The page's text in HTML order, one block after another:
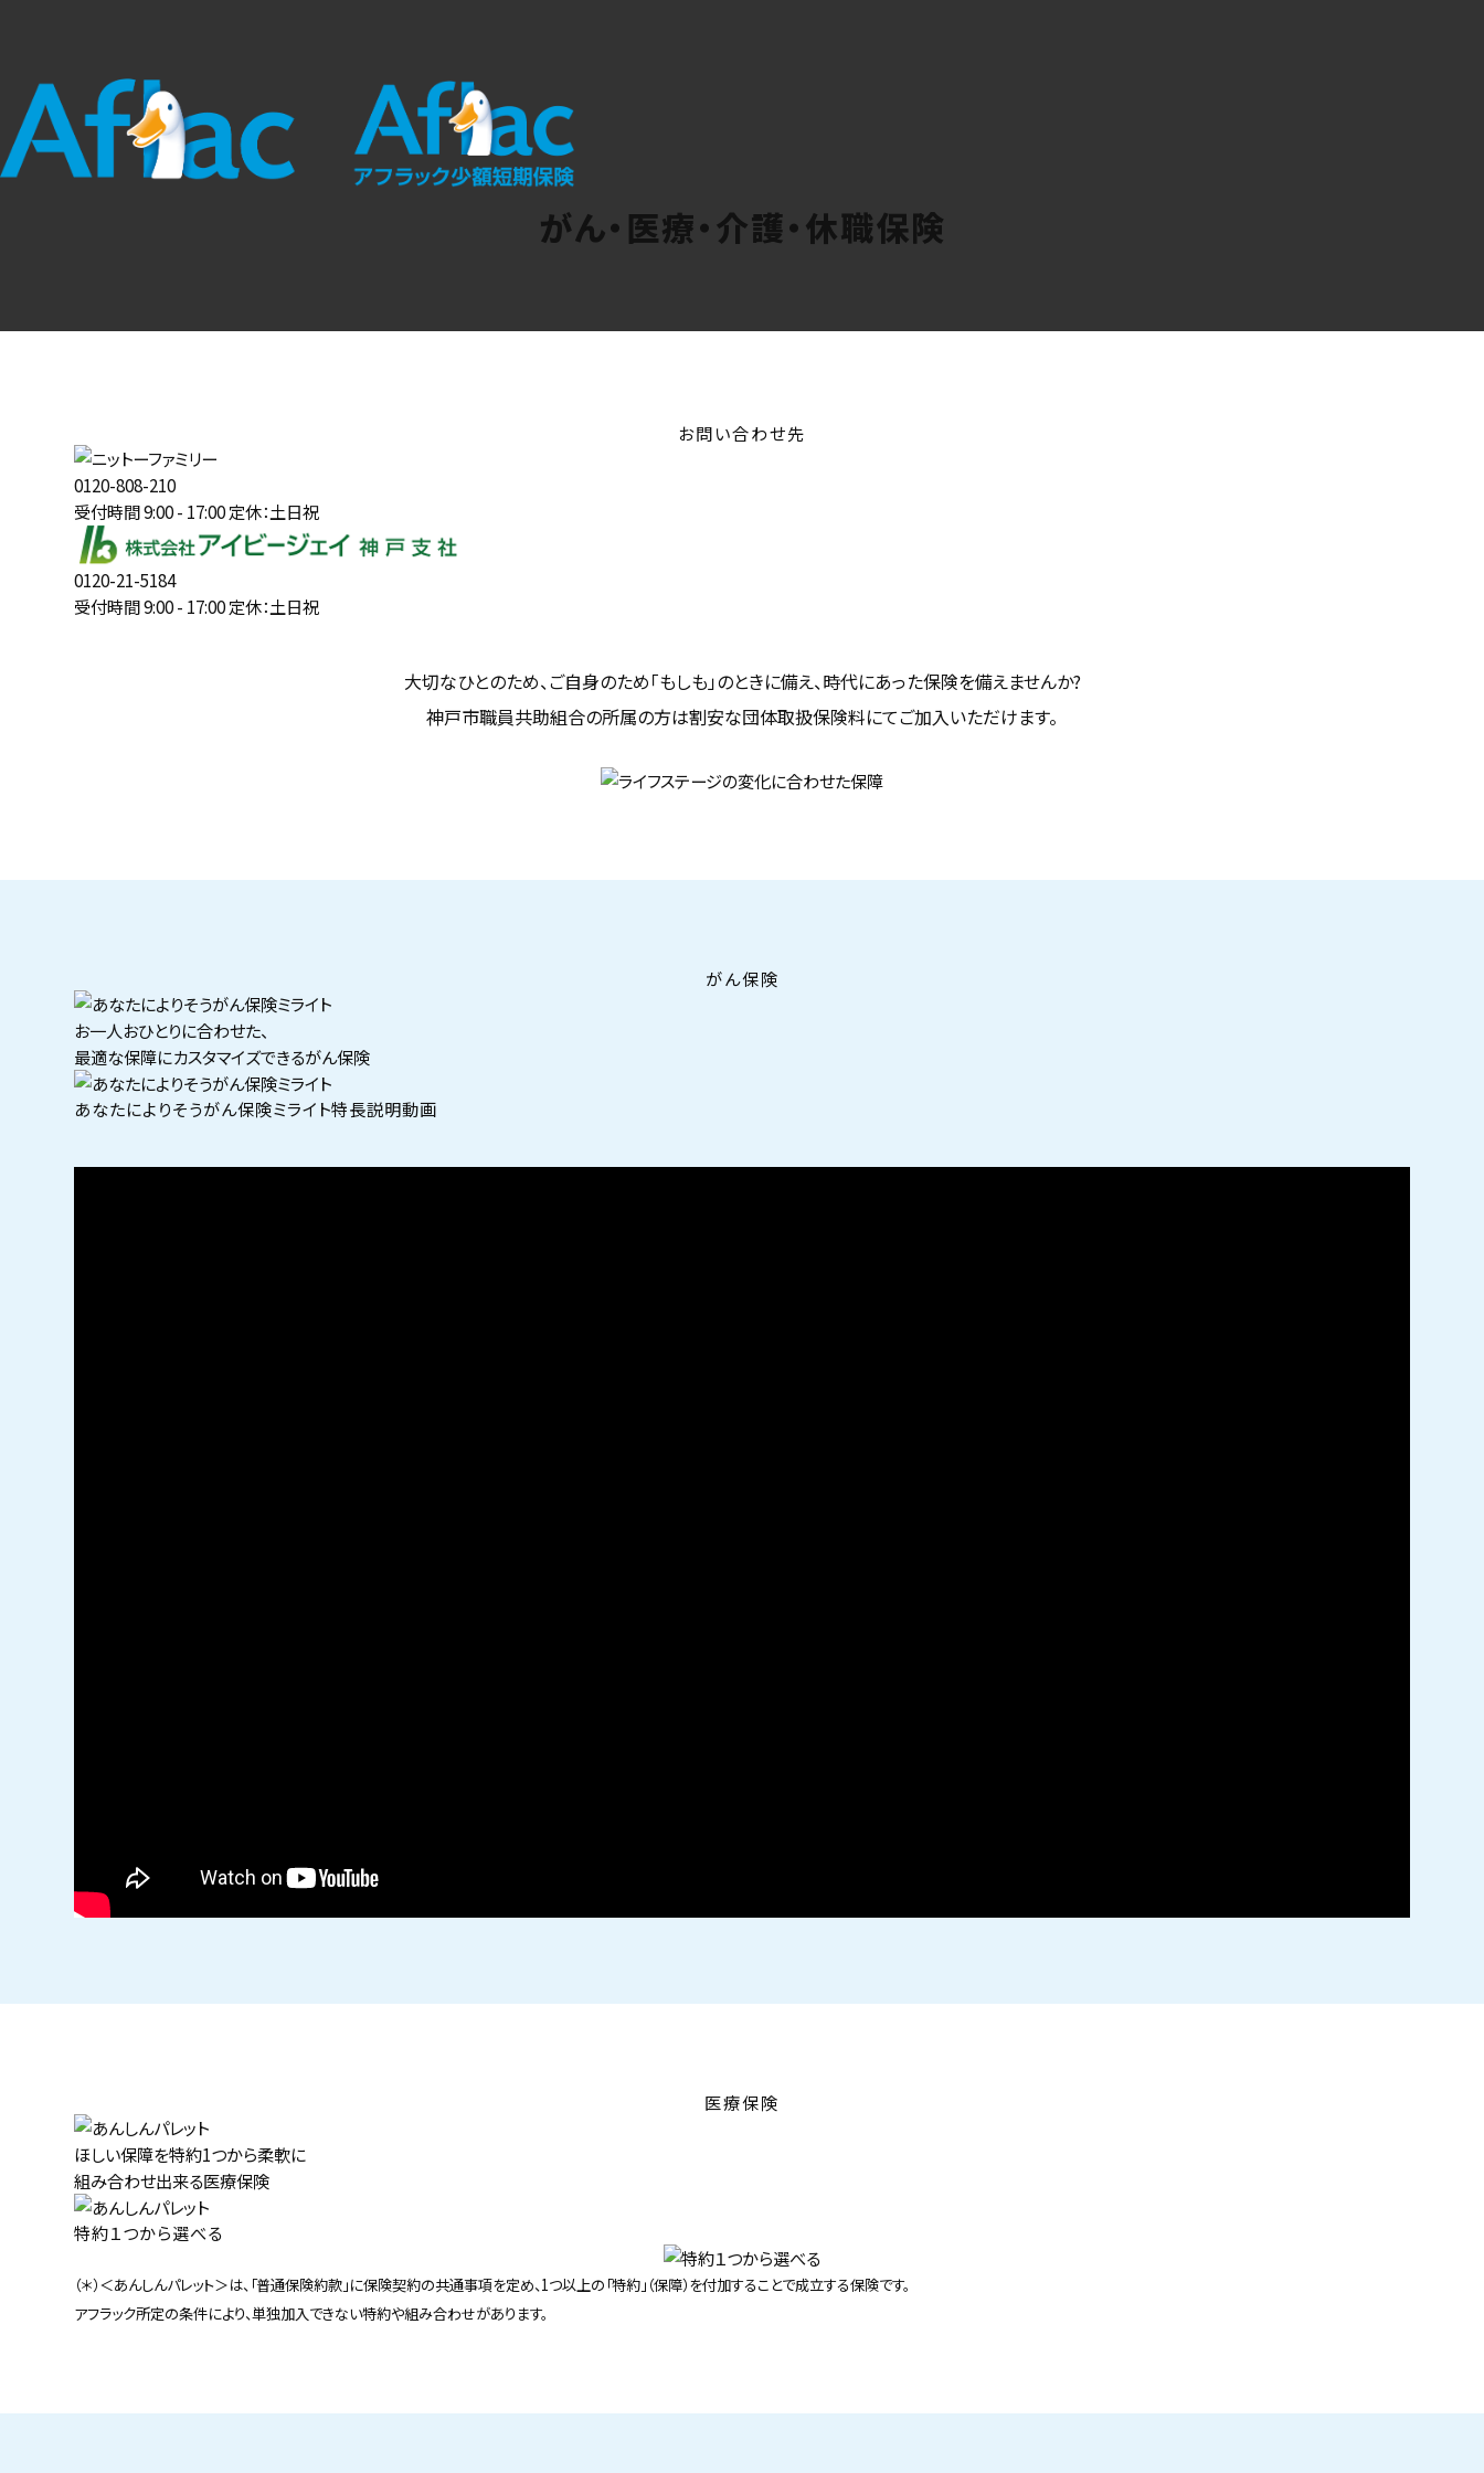
がん・医療・介護・休職保険
お問い合わせ先
0120-808-210
受付時間 9:00 - 17:00 定休：土日祝
0120-21-5184
受付時間 9:00 - 17:00 定休：土日祝
大切なひとのため、ご自身のため「もしも」のときに備え、時代にあった保険を備えませんか?
神戸市職員共助組合の所属の方は割安な団体取扱保険料にてご加入いただけます。
がん保険
お一人おひとりに合わせた、
最適な保障にカスタマイズできるがん保険
あなたによりそうがん保険ミライト特長説明動画
医療保険
ほしい保障を特約1つから柔軟に
組み合わせ出来る医療保険
特約１つから選べる
（＊）＜あんしんパレット＞は、「普通保険約款」に保険契約の共通事項を定め、1つ以上の「特約」（保障）を付加することで成立する保険です。
アフラック所定の条件により、単独加入できない特約や組み合わせがあります。